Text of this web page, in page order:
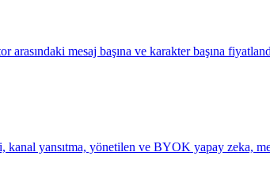
mesaj başına ve karakter başına
yansıtma, yönetilen ve BYOK yapay zeka,